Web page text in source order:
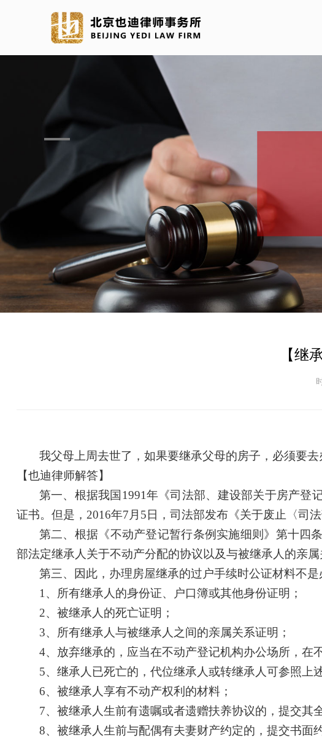
【继
我父母上周去世了，如果要继承父母的房子，必须要去
【也迪律师解答】
第一、根据我国 1991年《司法部、 建设部关于房产登
证书。但是， 2016年7月5日，司法部发布《关于废止〈司法
第二、根据《不动产登记暂行条例实施细则》第十四
部法定继承人关于不动产分配的协议以及与被继承人的亲
第三、因此，办理房屋继承的过户手续时公证材料不
1、所有继承人的身份证、户口簿或其他身份证明；
2、被继承人的死亡证明；
3、所有继承人与被继承人之间的亲属关系证明；
4、放弃继承的，应当在不动产登记机构办公场所，在
5、继承人已死亡的，代位继承人或转继承人可参照上
6、被继承人享有不动产权利的材料；
7、被继承人生前有遗嘱或者遗赠扶养协议的，提交其
8、被继承人生前与配偶有夫妻财产约定的，提交书面